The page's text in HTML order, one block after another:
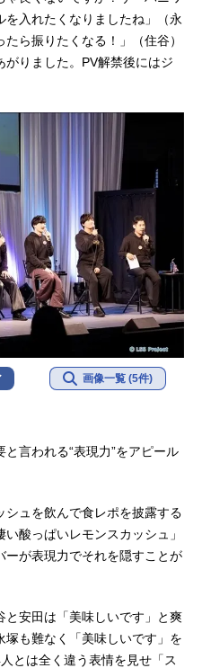
入れたくなりましたね」（永
ら振りたくなる！」（住谷）
がりました。PV解禁後にはジ
画像一覧 (5件)
言われる“表現力”をアピール
シュを飲んで食レポを披露する
酸っぱいレモンスカッシュ」
が表現力でそれを隠すことが
安田は「美味しいです」と爽
も難なく「美味しいです」を
とは全く違う表情を見せ「ス